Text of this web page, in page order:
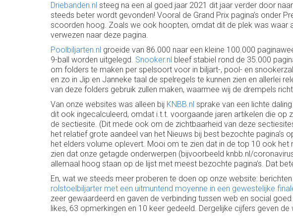
Driebanden.nl steeg na een al goed jaar 2021 dit jaar verder door
steeds beter wordt gevonden! Vooral de Grand Prix pagina’s onder
scoorden hoog. Zoals we ook hoopten, omdat dit de plek was waar
verwezen naar deze pagina.
Poolbiljarten.nl groeide van 86.000 naar een kleine 100.000
9-ball worden uitgelegd. Snooker.nl bleef stabiel rond de 35.000
om folders te maken per spelsoort voor in biljart-, pool- en
en zo in Jip en Janneke taal de spelregels te kunnen zien en allerlei
van deze folders gebruik zullen maken, waarmee wij de drempels
Van onze websites was alleen bij KNBB.nl sprake van een lichte
dit ook ingecalculeerd, omdat i.t.t. voorgaande jaren artikelen die
de sectiesite. (Dit mede ook om de zichtbaarheid van deze
het relatief grote aandeel van het Nieuws bij best bezochte
het elders volume oplevert. Mooi om te zien dat in de top 10 ook
zien dat onze getagde onderwerpen (bijvoorbeeld knbb.nl/
allemaal hoog staan op de lijst met meest bezochte pagina’s. Dat
En, wat we steeds meer proberen te doen op onze website:
rolstoelbiljarter met een uitmuntend moyenne in een gewestelijke
zeer gewaardeerd en gaven de verbinding tussen web en social
likes, 63 opmerkingen en 10 keer gedeeld. Dergelijke cijfers geven